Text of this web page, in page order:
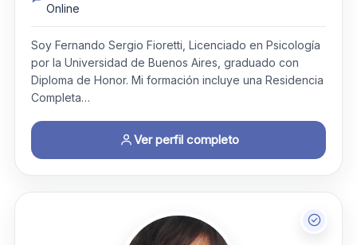
Online
Soy Fernando Sergio Fioretti, Licenciado en Psicología
por la Universidad de Buenos Aires, graduado con
Diploma de Honor. Mi formación incluye una Residencia
Completa…
Ver perfil completo